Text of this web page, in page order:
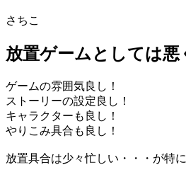
さちこ
放置ゲームとしては悪
ゲームの雰囲気良し！
ストーリーの設定良し！
キャラクターも良し！
やりこみ具合も良し！
放置具合は少々忙しい・・・が特に